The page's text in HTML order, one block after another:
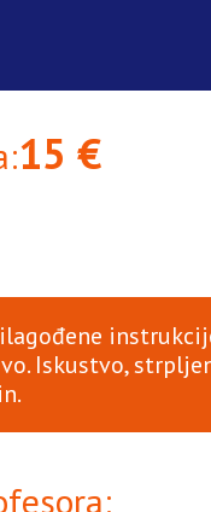
15 €
Iskustvo,